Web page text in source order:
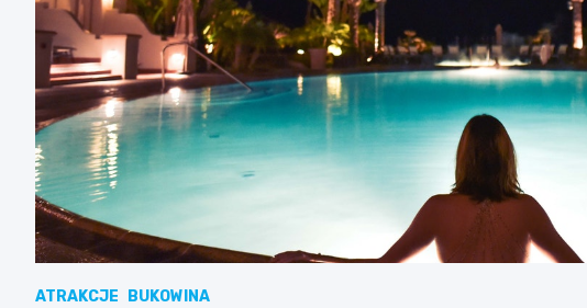
ATRAKCJE BUKOWINA